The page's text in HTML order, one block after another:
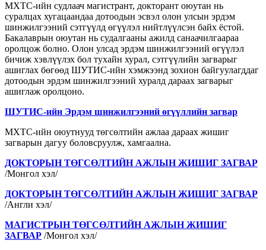
МХТС-ийн судлаач магистрант, докторант оюутан нь
суралцах хугацаандаа дотоодын эсвэл олон улсын эрдэм
шинжилгээний сэтгүүлд өгүүлэл нийтлүүлсэн байх ёстой.
Бакалаврын оюутан нь судалгааны ажилд санаачилгаараа
оролцож болно. Олон улсад эрдэм шинжилгээний өгүүлэл
бичиж хэвлүүлэх бол тухайн хурал, сэтгүүлийн загварыг
ашиглах бөгөөд ШУТИС-ийн хэмжээнд зохион байгуулагддаг
дотоодын эрдэм шинжилгээний хуралд дараах загварыг
ашиглаж оролцоно.
ШУТИС-ийн Эрдэм шинжилгээний өгүүллийн загвар
МХТС-ийн оюутнууд төгсөлтийн ажлаа дараах жишиг
загварын дагуу боловсруулж, хамгаална.
ДОКТОРЫН ТӨГСӨЛТИЙН АЖЛЫН ЖИШИГ ЗАГВАР
/Монгол хэл/
ДОКТОРЫН ТӨГСӨЛТИЙН АЖЛЫН ЖИШИГ ЗАГВАР
/Англи хэл/
МАГИСТРЫН ТӨГСӨЛТИЙН АЖЛЫН ЖИШИГ
ЗАГВАР /Монгол хэл/